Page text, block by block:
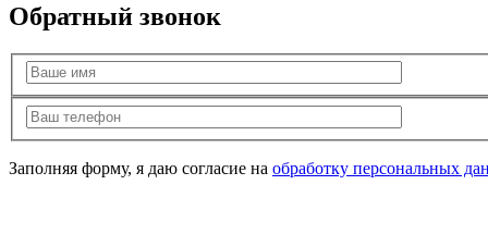
Обратный звонок
Заполняя форму, я даю согласие на обработку персональных